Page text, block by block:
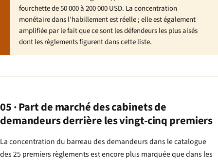
fourchette de 50 000 à 200 000 USD. La concentration
monétaire dans l’habillement est réelle ; elle est également
amplifiée par le fait que ce sont les défendeurs les plus aisés
dont les règlements figurent dans cette liste.
05 · Part de marché des cabinets de
demandeurs derrière les vingt-cinq premiers
La concentration du barreau des demandeurs dans le catalogue
des 25 premiers règlements est encore plus marquée que dans les